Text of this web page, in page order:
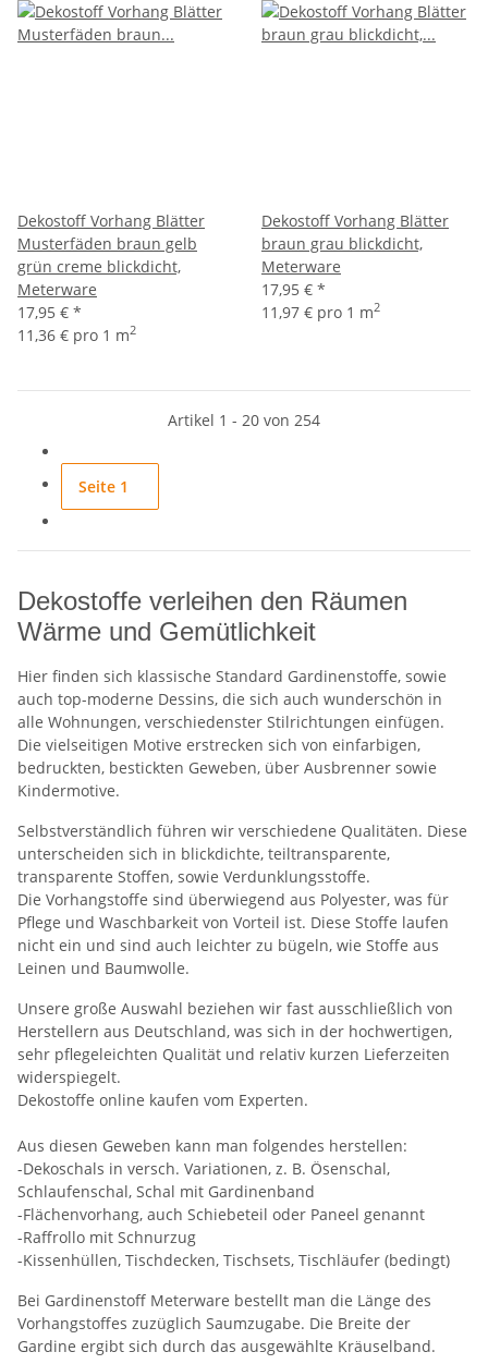
Dekostoff Vorhang Blätter
Musterfäden braun gelb
grün creme blickdicht,
Meterware
17,95 € *
11,36 € pro 1 m2
Dekostoff Vorhang Blätter
braun grau blickdicht,
Meterware
17,95 € *
11,97 € pro 1 m2
Artikel 1 - 20 von 254
Seite 1
Dekostoffe verleihen den Räumen
Wärme und Gemütlichkeit
Hier finden sich klassische Standard Gardinenstoffe, sowie
auch top-moderne Dessins, die sich auch wunderschön in
alle Wohnungen, verschiedenster Stilrichtungen einfügen.
Die vielseitigen Motive erstrecken sich von einfarbigen,
bedruckten, bestickten Geweben, über Ausbrenner sowie
Kindermotive.
Selbstverständlich führen wir verschiedene Qualitäten. Diese
unterscheiden sich in blickdichte, teiltransparente,
transparente Stoffen, sowie Verdunklungsstoffe.
Die Vorhangstoffe sind überwiegend aus Polyester, was für
Pflege und Waschbarkeit von Vorteil ist. Diese Stoffe laufen
nicht ein und sind auch leichter zu bügeln, wie Stoffe aus
Leinen und Baumwolle.
Unsere große Auswahl beziehen wir fast ausschließlich von
Herstellern aus Deutschland, was sich in der hochwertigen,
sehr pflegeleichten Qualität und relativ kurzen Lieferzeiten
widerspiegelt.
Dekostoffe online kaufen vom Experten.
Aus diesen Geweben kann man folgendes herstellen:
-Dekoschals in versch. Variationen, z. B. Ösenschal,
Schlaufenschal, Schal mit Gardinenband
-Flächenvorhang, auch Schiebeteil oder Paneel genannt
-Raffrollo mit Schnurzug
-Kissenhüllen, Tischdecken, Tischsets, Tischläufer (bedingt)
Bei Gardinenstoff Meterware bestellt man die Länge des
Vorhangstoffes zuzüglich Saumzugabe. Die Breite der
Gardine ergibt sich durch das ausgewählte Kräuselband.